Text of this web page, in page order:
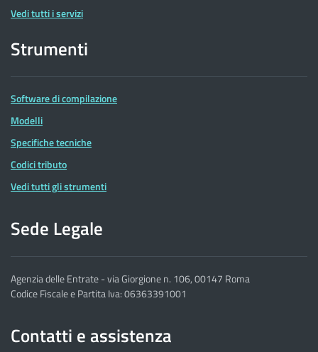
Vedi tutti i servizi
Strumenti
Software di compilazione
Modelli
Specifiche tecniche
Codici tributo
Vedi tutti gli strumenti
Sede Legale
Agenzia delle Entrate - via Giorgione n. 106, 00147 Roma
Codice Fiscale e Partita Iva: 06363391001
Contatti e assistenza